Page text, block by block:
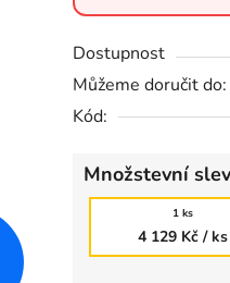
Dostupnost
Můžeme doručit do:
Kód:
Množstevní
1 ks
4 129 Kč/ ks